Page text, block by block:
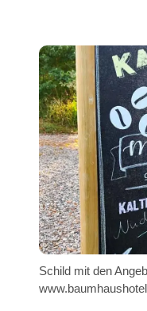
Schild mit den